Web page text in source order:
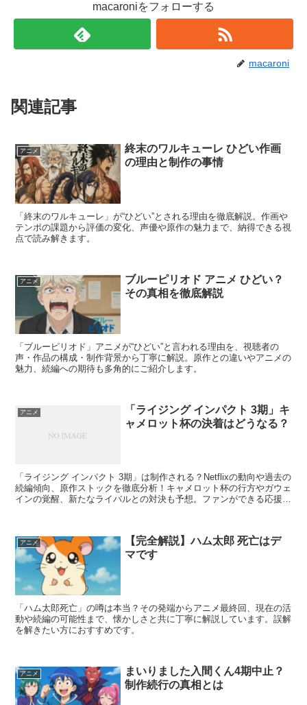
macaroniをフォローする
macaroni
関連記事
アニメ
終末のワルキューレ ひどい作画
の理由と制作の事情
「終末のワルキューレ」が“ひどい”とされる理由を徹底解説。作画や
テンポの課題から評価の変化、声優や原作の魅力まで、納得できる視
点で読み解きます。
アニメ
ブルーピリオド アニメ ひどい？
その真相を徹底解説
「ブルーピリオド」アニメが“ひどい”と言われる理由を、視聴者の
声・作品の構成・制作背景から丁寧に解説。原作との違いやアニメの
魅力、続編への期待も多角的にご紹介します。
アニメ
「ライジング インパクト 3期」キ
ャメロット杯の決着はどうなる？
「ライジング インパクト 3期」は制作される？Netflixの動向や過去の
続編傾向、原作ストックを徹底分析！キャメロット杯の行方やガウェ
インの覚醒、新たなライバルとの対決も予想。ファンができる応援方
アニメ
【完全解説】ハム太郎 死亡はデ
マです
「ハム太郎死亡」の噂は本当？その発端からアニメ最終回、現在の活
動や続編の可能性まで、懐かしさと共に丁寧に解説しています。誤解
を解きたい方におすすめです。
アニメ
まいりました入間くん4期中止？
制作続行の真相とは